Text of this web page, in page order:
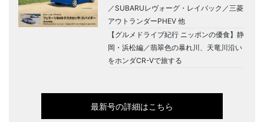
／SUBARUレヴォーグ・レイバック／三菱
アウトランダーPHEV 他
【グルメドライブ紀行 ニッポンの優食】静
岡・浜松編／翡翠色の暴れ川、天竜川沿い
をホンダCR-Vで旅する
最新号の詳細はこちら